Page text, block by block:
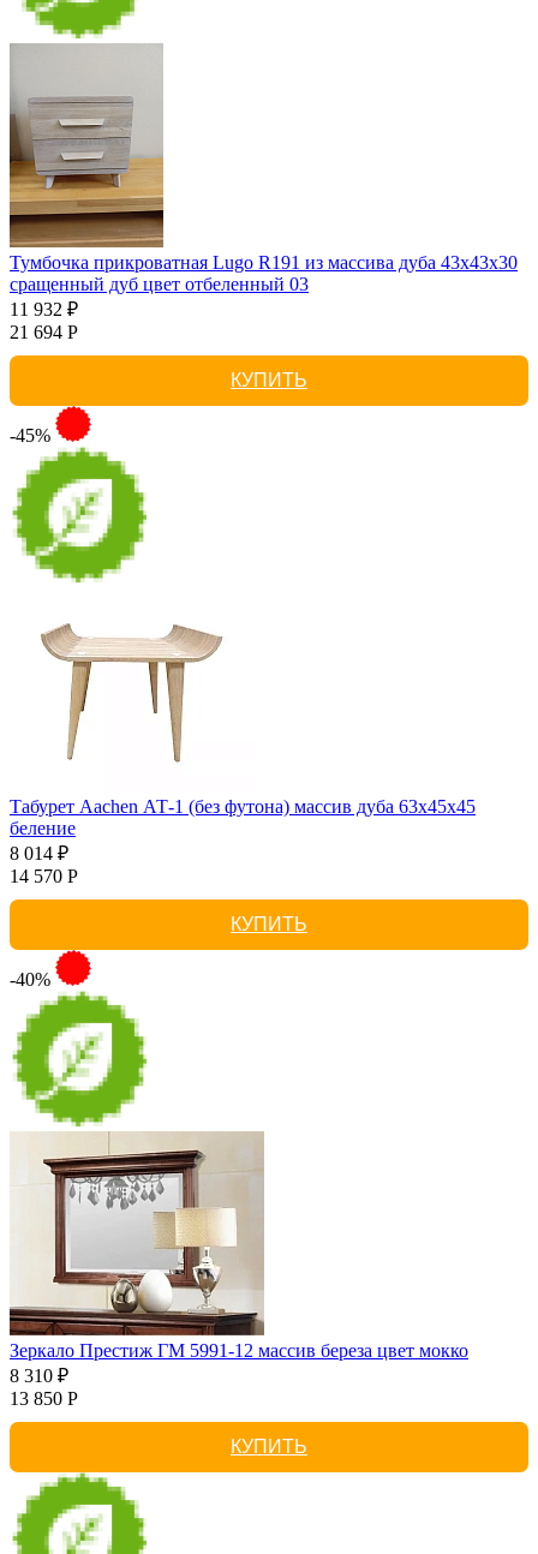
Тумбочка прикроватная Lugo R191 из массива дуба 43х43х30
сращенный дуб цвет отбеленный 03
11 932 ₽
21 694 Р
КУПИТЬ
-45%
Табурет Aachen АТ-1 (без футона) массив дуба 63х45х45
беление
8 014 ₽
14 570 Р
КУПИТЬ
-40%
Зеркало Престиж ГМ 5991-12 массив береза цвет мокко
8 310 ₽
13 850 Р
КУПИТЬ